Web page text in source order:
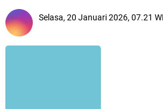
Selasa, 20 Januari 2026, 07.21